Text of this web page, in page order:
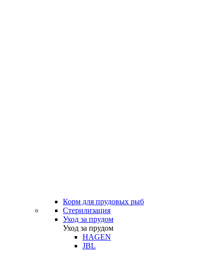
Корм для прудовых рыб
Стерилизация
Уход за прудом
Уход за прудом
HAGEN
JBL